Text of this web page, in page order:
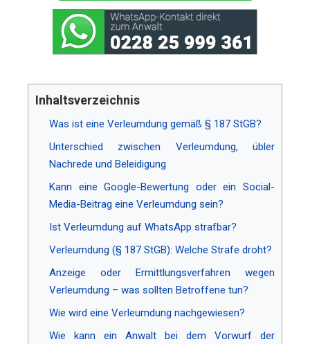
Inhaltsverzeichnis
Was ist eine Verleumdung gemäß § 187 StGB?
Unterschied zwischen Verleumdung, übler
Nachrede und Beleidigung
Kann eine Google-Bewertung oder ein Social-
Media-Beitrag eine Verleumdung sein?
Ist Verleumdung auf WhatsApp strafbar?
Verleumdung (§ 187 StGB): Welche Strafe droht?
Anzeige oder Ermittlungsverfahren wegen
Verleumdung – was sollten Betroffene tun?
Wie wird eine Verleumdung nachgewiesen?
Wie kann ein Anwalt bei dem Vorwurf der